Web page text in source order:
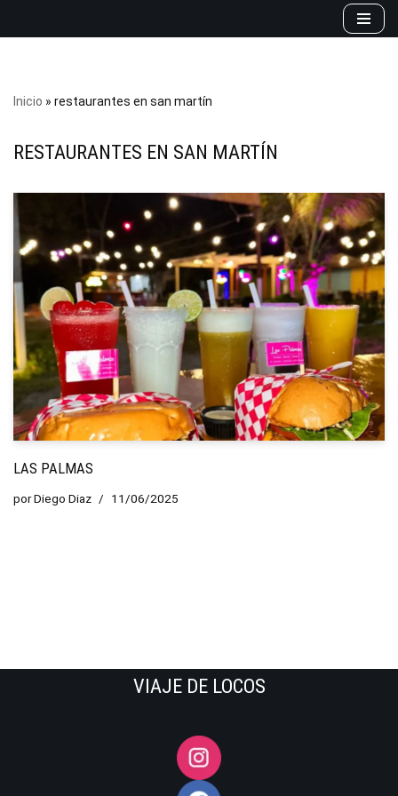
Inicio » restaurantes en san martín
RESTAURANTES EN SAN MARTÍN
LAS PALMAS
porDiego Diaz 11/06/2025
VIAJE DE LOCOS